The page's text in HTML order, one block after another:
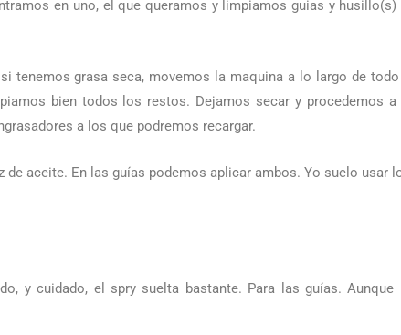
en uno, el que queramos y limpiamos guias y husillo(s)
tenemos grasa seca, movemos la maquina a lo largo de
bien todos los restos. Dejamos secar y procedemos a
a los que podremos recargar.
aceite. En las guías podemos aplicar ambos. Yo suelo usar
y cuidado, el spry suelta bastante. Para las guías.